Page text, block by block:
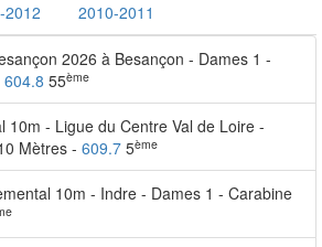
2012 2010-2011
2026 à Besançon - Dames 1 -
604.8 55ème
10m - Ligue du Centre Val de Loire -
Mètres - 609.7 5ème
10m - Indre - Dames 1 - Carabine